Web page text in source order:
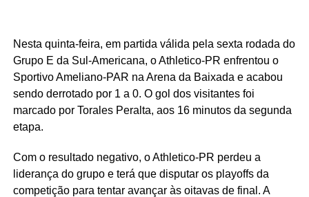
Nesta quinta-feira, em partida válida pela sexta rodada do
Grupo E da Sul-Americana, o Athletico-PR enfrentou o
Sportivo Ameliano-PAR na Arena da Baixada e acabou
sendo derrotado por 1 a 0. O gol dos visitantes foi
marcado por Torales Peralta, aos 16 minutos da segunda
etapa.
Com o resultado negativo, o Athletico-PR perdeu a
liderança do grupo e terá que disputar os playoffs da
competição para tentar avançar às oitavas de final. A